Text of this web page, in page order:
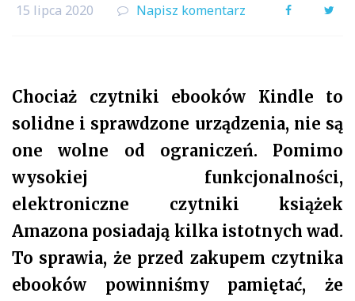
15 lipca 2020 Napisz komentarz Facebook
Chociaż czytniki ebooków Kindle to
solidne i sprawdzone urządzenia, nie są
one wolne od ograniczeń. Pomimo
wysokiej funkcjonalności,
elektroniczne czytniki książek
Amazona posiadają kilka istotnych wad.
To sprawia, że przed zakupem czytnika
ebooków powinniśmy pamiętać, że